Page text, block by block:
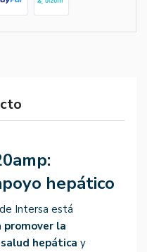
hepático
Intersa está
promover la
hepática y